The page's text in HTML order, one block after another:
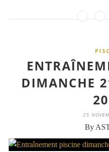
DIMANCHE
25
By